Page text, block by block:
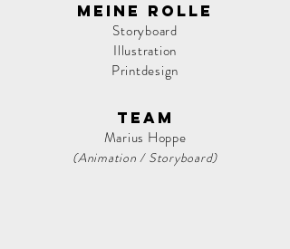
Meine ROlle
Storyboard
Illustration
Printdesign
Team
Marius Hoppe
(Animation / Storyboard)